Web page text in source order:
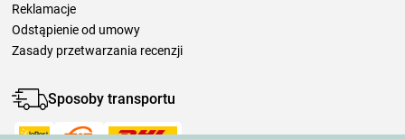
Reklamacje
Odstąpienie od umowy
Zasady przetwarzania recenzji
Sposoby transportu